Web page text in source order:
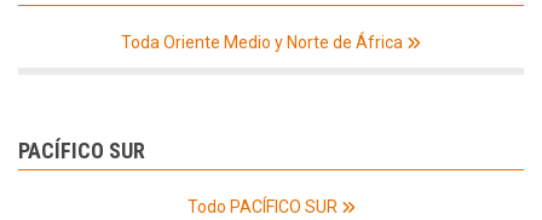
Toda Oriente Medio y Norte de África
PACÍFICO SUR
Todo PACÍFICO SUR